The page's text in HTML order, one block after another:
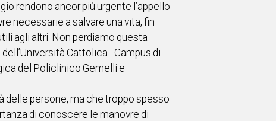
rendono ancor più urgente l’appello
necessarie a salvare una vita, fin
agli altri. Non perdiamo questa
Cattolica - Campus di
del Policlinico Gemelli e
delle persone, ma che troppo spesso
di conoscere le manovre di